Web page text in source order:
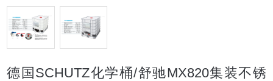
德国SCHUTZ化学桶/舒驰MX820集装不锈